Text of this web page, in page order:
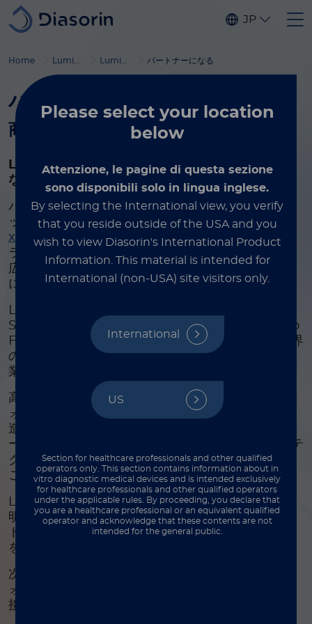
Skip to main content
JP
Please select your location
below
Attenzione, le pagine di questa sezione
sono disponibili solo in lingua inglese.
By selecting the International view, you verify
that you reside outside of the USA and you
wish to view Diasorin's International Product
Information. This material is intended for
International (non-USA) site visitors only.
International
US
Section for healthcare professionals and other qualified
operators only. This section contains information about in
vitro diagnostic medical devices and is intended exclusively
for healthcare professionals and other qualified operators
under the applicable rules. By proceeding, you declare that
you are a healthcare professional or an equivalent qualified
operator and acknowledge that these contents are not
intended for the general public.
Home Luminex Luminex のパートナー パートナーになる
パートナーになりましょう
商業的成功を加速させます
Luminex ライセンステクノロジーのパートナーに
なりましょう
パートナーになると、世界をリードするマルチプレ
ックスプラットフォームで、Luminex が占有する
xMAP
テクノロジーにアクセスし、独自の柔軟な
ライセンス供与モデルを活用することによって、幅
広いライフサイエンス分野や臨床アプリケーション
における商業的成功を加速させることができます。
Luminex のパートナーには、Thermo Fisher
Scientific や、MilliporeSigma、Bio-Rad、Mayo
Foundation、ARUP Laboratories といった産業界
の大手だけでなく、多種多様な市場セグメント、企
業規模、地域を代表する組織も含まれています。
高効率かつ柔軟で幅広く採用されているプラットフ
ォームで行うマルチプレックスアッセイの開発、製
造、そして商業化に興味はありませんか？以下のパ
ートナーのプロファイルで、Luminex の xMAP
テ
クノロジーがビジネスをどのように推進できるかを
ご覧ください。
Luminex のパートナーになるメリットを詳しく説
明したリソースをご希望の方は、以下の最新のパー
トナースポットライト動画を視聴し、パンフレット
をダウンロードしてください。
次のステップに進む準備はできましたか？まずはフ
ォームにご記入いただき、Luminex のチームと直
接お話しください。